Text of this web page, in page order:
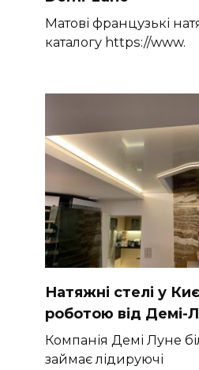
Матові французькі
каталогу https://www.
Натяжні стелі у
роботою від Демі-
Компанія Демі Луне
займає лідируючі